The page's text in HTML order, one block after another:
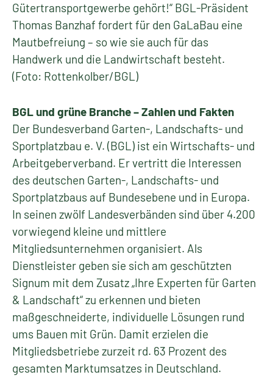
Gütertransportgewerbe gehört!“ BGL-Präsident
Thomas Banzhaf fordert für den GaLaBau eine
Mautbefreiung – so wie sie auch für das
Handwerk und die Landwirtschaft besteht.
(Foto: Rottenkolber/BGL)
BGL und grüne Branche – Zahlen und Fakten
Der Bundesverband Garten-, Landschafts- und
Sportplatzbau e. V. (BGL) ist ein Wirtschafts- und
Arbeitgeberverband. Er vertritt die Interessen
des deutschen Garten-, Landschafts- und
Sportplatzbaus auf Bundesebene und in Europa.
In seinen zwölf Landesverbänden sind über 4.200
vorwiegend kleine und mittlere
Mitgliedsunternehmen organisiert. Als
Dienstleister geben sie sich am geschützten
Signum mit dem Zusatz „Ihre Experten für Garten
& Landschaft“ zu erkennen und bieten
maßgeschneiderte, individuelle Lösungen rund
ums Bauen mit Grün. Damit erzielen die
Mitgliedsbetriebe zurzeit rd. 63 Prozent des
gesamten Marktumsatzes in Deutschland.